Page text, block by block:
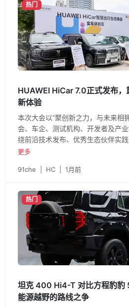
热门
HUAWEI HiCar 7.0正式发布，
新体验
本次大会以“聚创新之力，与未来相
会、车企、测试机构、开发者及产
绕前沿技术发布、优秀生态伙伴实
三大核心板块展开深度交流，彰显了
展。本次峰会展台同步展示了
全方位呈现产业链上下游的协同创
更多
91che HC 1月前
热门
坦克 400 Hi4-T 对比方程豹豹
能源越野的路线之争